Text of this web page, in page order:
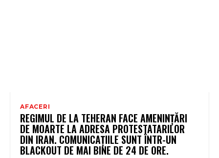
AFACERI
REGIMUL DE LA TEHERAN FACE AMENINȚĂRI
DE MOARTE LA ADRESA PROTESTATARILOR
DIN IRAN. COMUNICAȚIILE SUNT ÎNTR-UN
BLACKOUT DE MAI BINE DE 24 DE ORE.